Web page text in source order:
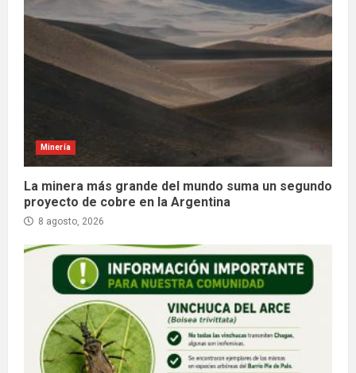
Minería
La minera más grande del mundo suma un segundo
proyecto de cobre en la Argentina
8 agosto, 2026